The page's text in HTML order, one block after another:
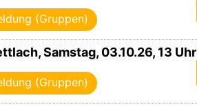
(Gruppen)
Samstag, 03.10.26, 13 Uhr
(Gruppen)